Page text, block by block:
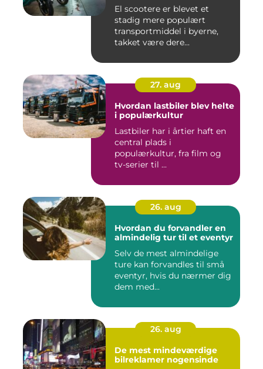
El scootere er blevet et
stadig mere populært
transportmiddel i byerne,
takket være dere...
27. aug
Hvordan lastbiler blev helte
i populærkultur
Lastbiler har i årtier haft en
central plads i
populærkultur, fra film og
tv-serier til ...
26. aug
Hvordan du forvandler en
almindelig tur til et eventyr
Selv de mest almindelige
ture kan forvandles til små
eventyr, hvis du nærmer dig
dem med...
26. aug
De mest mindeværdige
bilreklamer nogensinde